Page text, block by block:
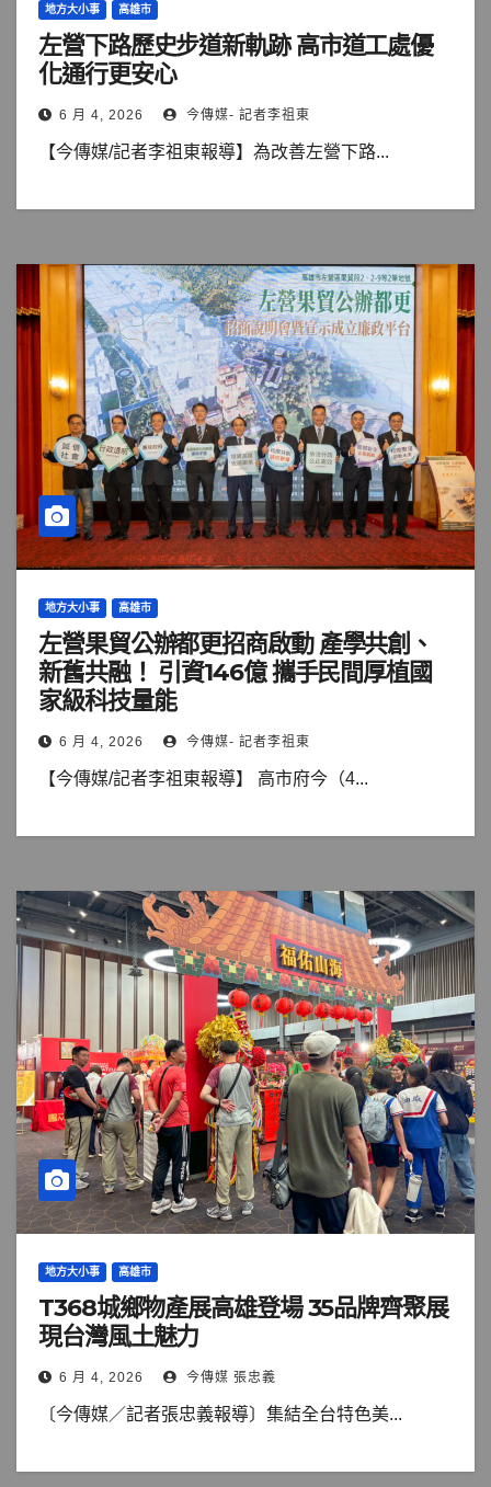
地方大小事 高雄市
左營下路歷史步道新軌跡 高市道工處優
化通行更安心
6 月 4, 2026 今傳媒- 記者李祖東
【今傳媒/記者李祖東報導】為改善左營下路...
地方大小事 高雄市
左營果貿公辦都更招商啟動 產學共創、
新舊共融！ 引資146億 攜手民間厚植國
家級科技量能
6 月 4, 2026 今傳媒- 記者李祖東
【今傳媒/記者李祖東報導】 高市府今（4...
地方大小事 高雄市
T368城鄉物產展高雄登場 35品牌齊聚展
現台灣風土魅力
6 月 4, 2026 今傳媒 張忠義
〔今傳媒／記者張忠義報導〕集結全台特色美...